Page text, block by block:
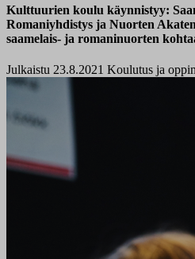
Kulttuurien koulu käynnistyy:
Romaniyhdistys ja Nuorten
saamelais- ja romaninuorten
Julkaistu 23.8.2021 Koulutus ja